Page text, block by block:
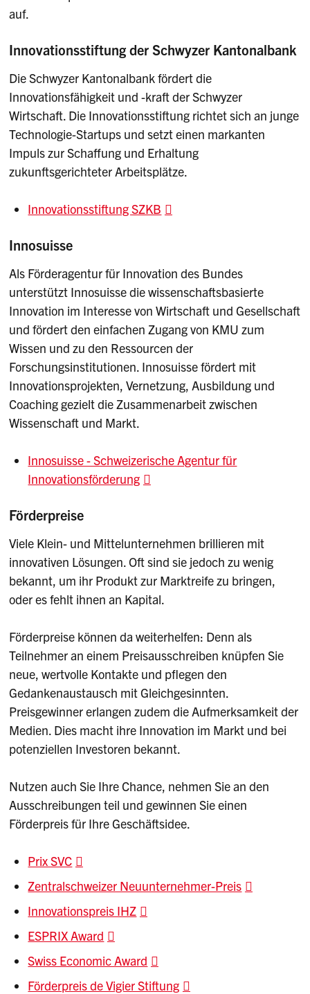
auf.
Innovationsstiftung der Schwyzer Kantonalbank
Die Schwyzer Kantonalbank fördert die
Innovationsfähigkeit und -kraft der Schwyzer
Wirtschaft. Die Innovationsstiftung richtet sich an junge
Technologie-Startups und setzt einen markanten
Impuls zur Schaffung und Erhaltung
zukunftsgerichteter Arbeitsplätze.
Innovationsstiftung SZKB
Innosuisse
Als Förderagentur für Innovation des Bundes
unterstützt Innosuisse die wissenschaftsbasierte
Innovation im Interesse von Wirtschaft und Gesellschaft
und fördert den einfachen Zugang von KMU zum
Wissen und zu den Ressourcen der
Forschungsinstitutionen. Innosuisse fördert mit
Innovationsprojekten, Vernetzung, Ausbildung und
Coaching gezielt die Zusammenarbeit zwischen
Wissenschaft und Markt.
Innosuisse - Schweizerische Agentur für
Innovationsförderung
Förderpreise
Viele Klein- und Mittelunternehmen brillieren mit
innovativen Lösungen. Oft sind sie jedoch zu wenig
bekannt, um ihr Produkt zur Marktreife zu bringen,
oder es fehlt ihnen an Kapital.
Förderpreise können da weiterhelfen: Denn als
Teilnehmer an einem Preisausschreiben knüpfen Sie
neue, wertvolle Kontakte und pflegen den
Gedankenaustausch mit Gleichgesinnten.
Preisgewinner erlangen zudem die Aufmerksamkeit der
Medien. Dies macht ihre Innovation im Markt und bei
potenziellen Investoren bekannt.
Nutzen auch Sie Ihre Chance, nehmen Sie an den
Ausschreibungen teil und gewinnen Sie einen
Förderpreis für Ihre Geschäftsidee.
Prix SVC
Zentralschweizer Neuunternehmer-Preis
Innovationspreis IHZ
ESPRIX Award
Swiss Economic Award
Förderpreis de Vigier Stiftung